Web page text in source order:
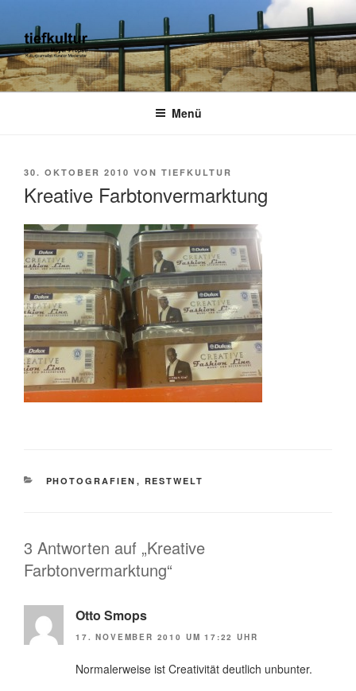
springen
TIEFKULTUR
kulturjournalist kurator moderator
Menü
VERÖFFENTLICHT
30. OKTOBER 2010 VON TIEFKULTUR
Kreative Farbtonvermarktung
KATEGORIEN
PHOTOGRAFIEN , RESTWELT
3 Antworten auf „Kreative
Farbtonvermarktung“
Otto Smops
17. NOVEMBER 2010 UM 17:22 UHR
Normalerweise ist Creativität deutlich unbunter.